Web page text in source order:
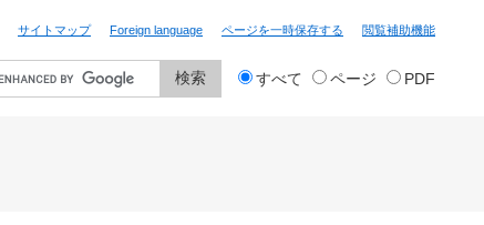
サイトマップ Foreign language ページを一時保存する 閲覧補助機能
検 すべて ページ PDF